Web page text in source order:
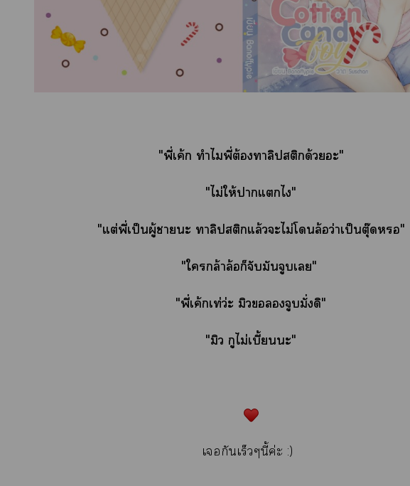
"พี่เค้ก ทำไมพี่ต้องาลิปสติกด้วยอะ"
"ไม่ให้าแไ"
"แต่พี่เป็นผู้าะ าลิปสติกแล้วะไม่โล้อว่าเป็นตุ๊ด"
"ใกล้าล้อก็จับมันจูบเ"
"พี่เค้กเท่ว่ะ มิวจูบมั่งดิ"
"มิว กูไม่เบี้ยนะ"
เกันเร็วๆนี้ค่ะ :)